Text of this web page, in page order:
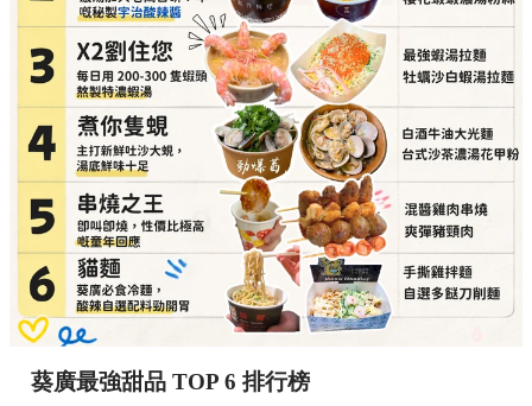
葵廣最強甜品 TOP 6 排行榜